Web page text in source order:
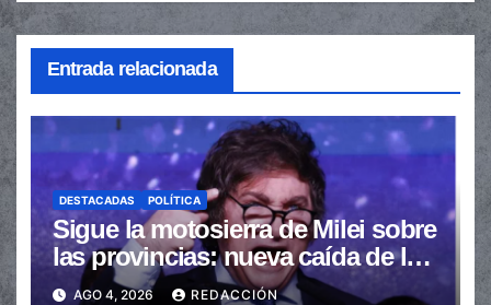
Entrada relacionada
DESTACADAS POLÍTICA
Sigue la motosierra de Milei sobre
las provincias: nueva caída de las
transferencias no automáticas
AGO 4, 2026 REDACCIÓN